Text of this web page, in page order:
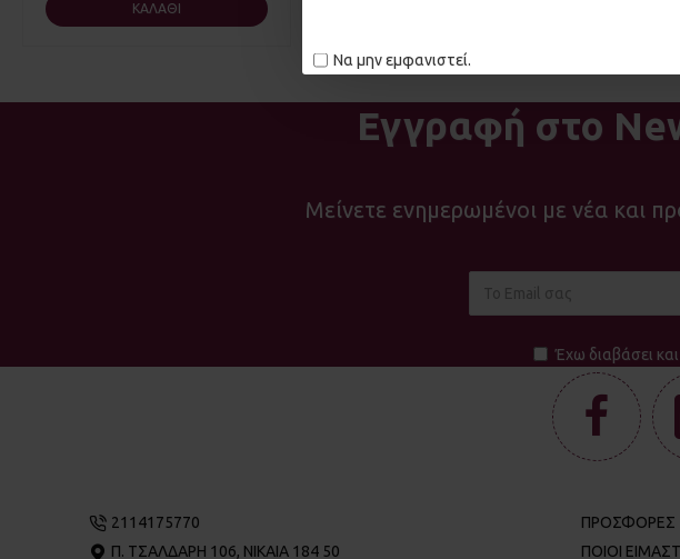
Να μην εμφανιστεί.
ΚΑΛΆΘΙ
Εγγραφή στο
Μείνετε ενημερωμένοι με νέα και
Έχω διαβάσει
2114175770
Π. ΤΣΑΛΔΆΡΗ 106, ΝΊΚΑΙΑ 184 50
ΠΡΟΣΦΟΡΕΣ
ΠΟΙΟΙ